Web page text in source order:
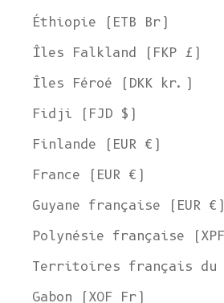
Éthiopie (ETB Br)
Îles Falkland (FKP £)
Îles Féroé (DKK kr.)
Fidji (FJD $)
Finlande (EUR €)
France (EUR €)
Guyane française (EUR €)
Polynésie française
Territoires français du
Gabon (XOF Fr)